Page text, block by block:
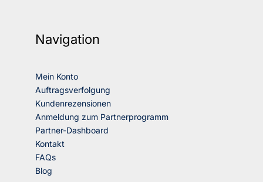
Navigation
Mein Konto
Auftragsverfolgung
Kundenrezensionen
Anmeldung zum Partnerprogramm
Partner-Dashboard
Kontakt
FAQs
Blog